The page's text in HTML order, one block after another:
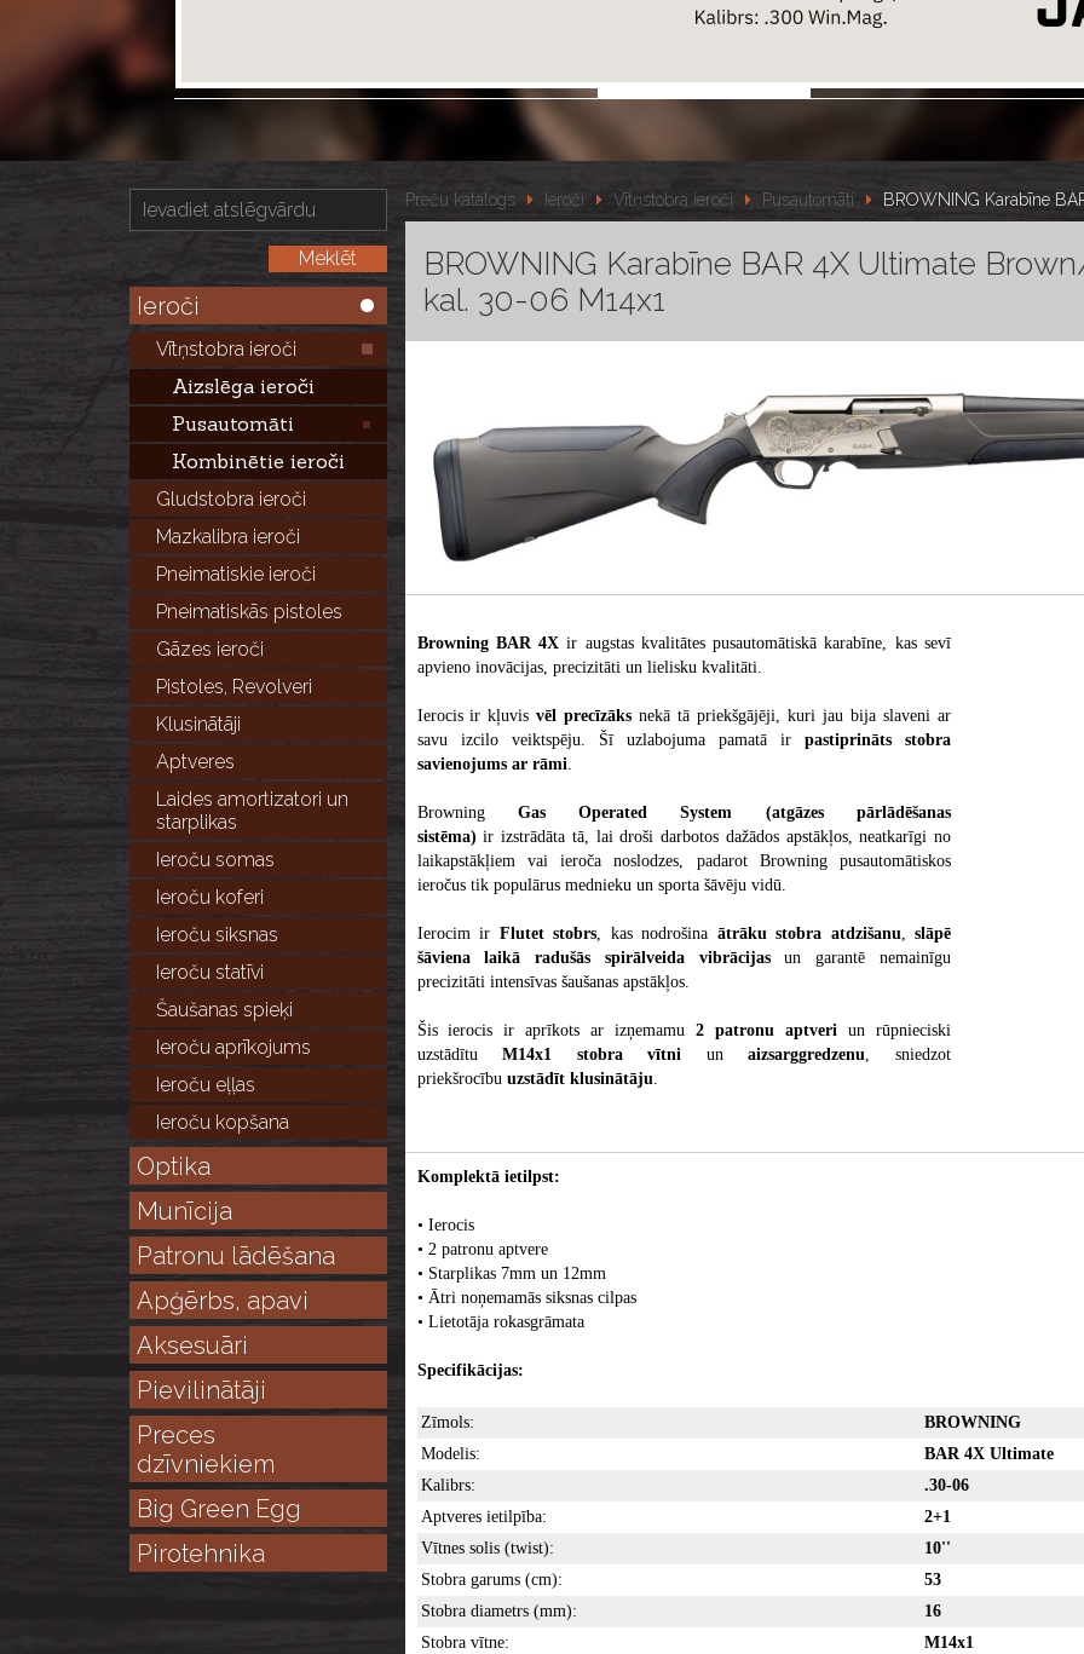
Ieroči
Vītņstobra ieroči
Aizslēga ieroči
Pusautomāti
Kombinētie ieroči
Gludstobra ieroči
Mazkalibra ieroči
Pneimatiskie ieroči
Pneimatiskās pistoles
Gāzes ieroči
Pistoles, Revolveri
Klusinātāji
Aptveres
Laides amortizatori un
starplikas
Ieroču somas
Ieroču koferi
Ieroču siksnas
Ieroču statīvi
Šaušanas spieķi
Ieroču aprīkojums
Ieroču eļļas
Ieroču kopšana
Optika
Munīcija
Patronu lādēšana
Apģērbs, apavi
Aksesuāri
Pievilinātāji
Preces
dzīvniekiem
Big Green Egg
Pirotehnika
Preču katalogs Ieroči Vītņstobra ieroči Pusautomāti BROWNING Karabīne
BROWNING Karabīne BAR 4X Ultimate
kal. 30-06 M14x1
Browning BAR 4Xir augstas kvalitātes pusautomātiskā karabīne, kas sevī
apvieno inovācijas, precizitāti un lielisku kvalitāti.
Ierocis ir kļuvisvēl precīzāks nekā tā priekšgājēji, kuri jau bija slaveni ar
savu izcilo veiktspēju. Šī uzlabojuma pamatā ir pastiprināts stobra
savienojums ar rāmi.
Browning Gas Operated System (atgāzes pārlādēšanas
sistēma)ir izstrādāta tā, lai droši darbotos dažādos apstākļos, neatkarīgi no
laikapstākļiem vai ieroča noslodzes, padarot Browning pusautomātiskos
ieročus tik populārus mednieku un sporta šāvēju vidū.
Ierocim ir Flutet stobrs, kas nodrošina ātrāku stobra atdzišanu, slāpē
šāviena laikā radušās spirālveida vibrācijasun garantē nemainīgu
precizitāti intensīvas šaušanas apstākļos.
Šis ierocis ir aprīkots ar izņemamu2 patronu aptveri
un rūpnieciski
uzstādītuM14x1 stobra vītni unaizsarggredzenu, sniedzot
priekšrocību uzstādīt klusinātāju.
Komplektā ietilpst:
• Ierocis
• 2 patronu aptvere
• Starplikas 7mm un 12mm
• Ātri noņemamās siksnas cilpas
• Lietotāja rokasgrāmata
Specifikācijas:
Zīmols:
BROWNING
Modelis:
BAR 4X Ultimate
Kalibrs:
.30-06
Aptveres ietilpība:
2+1
Vītnes solis (twist):
10''
Stobra garums (cm):
53
Stobra diametrs (mm):
16
Stobra vītne:
M14x1